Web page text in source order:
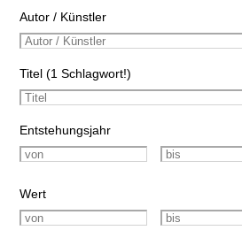
Autor / Künstler
Titel (1 Schlagwort!)
Entstehungsjahr
Wert